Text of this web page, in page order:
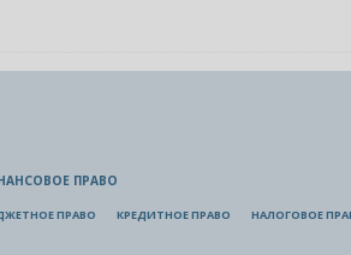
ПРАВО
ПРАВО КРЕДИТНОЕ ПРАВО НАЛОГОВОЕ